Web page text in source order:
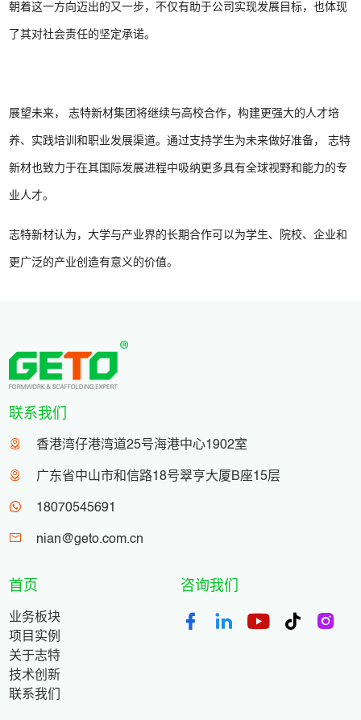
朝着这一方向迈出的又一步，不仅有助于公司实现发展目标，也体现
了其对社会责任的坚定承诺。
展望未来， 志特新材集团将继续与高校合作，构建更强大的人才培
养、实践培训和职业发展渠道。通过支持学生为未来做好准备， 志特
新材也致力于在其国际发展进程中吸纳更多具有全球视野和能力的专
业人才。
志特新材认为，大学与产业界的长期合作可以为学生、院校、企业和
更广泛的产业创造有意义的价值。
联系我们
香港湾仔港湾道25号海港中心1902室
广东省中山市和信路18号翠亨大厦B座15层
18070545691
nian@geto.com.cn
首页
业务板块
项目实例
关于志特
技术创新
联系我们
咨询我们